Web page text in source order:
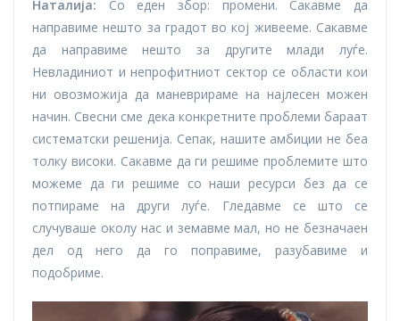
Наталија: Со еден збор: промени. Сакавме да
направиме нешто за градот во кој живееме. Сакавме
да направиме нешто за другите млади луѓе.
Невладиниот и непрофитниот сектор се области кои
ни овозможија да маневрираме на најлесен можен
начин. Свесни сме дека конкретните проблеми бараат
систематски решенија. Сепак, нашите амбиции не беа
толку високи. Сакавме да ги решиме проблемите што
можеме да ги решиме со наши ресурси без да се
потпираме на други луѓе. Гледавме се што се
случуваше околу нас и земавме мал, но не безначаен
дел од него да го поправиме, разубавиме и
подобриме.